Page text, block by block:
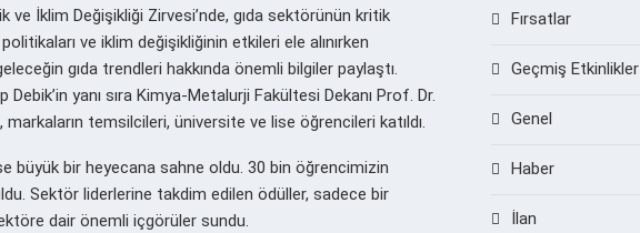
ve İklim Değişikliği Zirvesi’nde, gıda sektörünün kritik
ve iklim değişikliğinin etkileri ele alınırken
gıda trendleri hakkında önemli bilgiler paylaştı.
yanı sıra Kimya-Metalurji Fakültesi Dekanı Prof. Dr.
temsilcileri, üniversite ve lise öğrencileri katıldı.
büyük bir heyecana sahne oldu. 30 bin öğrencimizin
Sektör liderlerine takdim edilen ödüller, sadece bir
dair önemli içgörüler sundu.
Fırsatlar
Geçmiş Etkinlikler
Genel
Haber
İlan